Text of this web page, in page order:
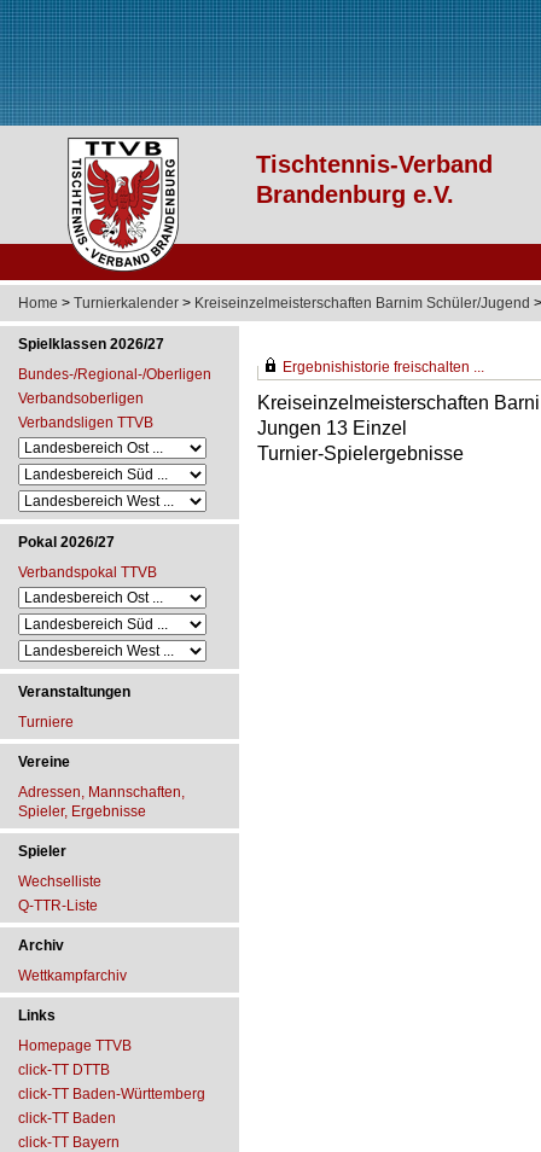
Home > Turnierkalender > Kreiseinzelmeisterschaften Barnim Schüler/Jugend >
Spielklassen 2026/27
Bundes-/Regional-/Oberligen
Verbandsoberligen
Verbandsligen TTVB
Pokal 2026/27
Verbandspokal TTVB
Veranstaltungen
Turniere
Vereine
Adressen, Mannschaften,
Spieler, Ergebnisse
Spieler
Wechselliste
Q-TTR-Liste
Archiv
Wettkampfarchiv
Links
Homepage TTVB
click-TT DTTB
click-TT Baden-Württemberg
click-TT Baden
click-TT Bayern
Ergebnishistorie freischalten ...
Kreiseinzelmeisterschaften
Jungen 13 Einzel
Turnier-Spielergebnisse